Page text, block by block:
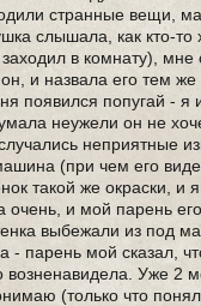
странные вещи,
слышала, как кто-
заходил в комнату),
и назвала его тем
появился попугай -
неужели он не
неприятные
(при чем его
такой же окраски,
очень, и мой парень
выбежали из под
- парень мой сказал,
Уже 2
(только что